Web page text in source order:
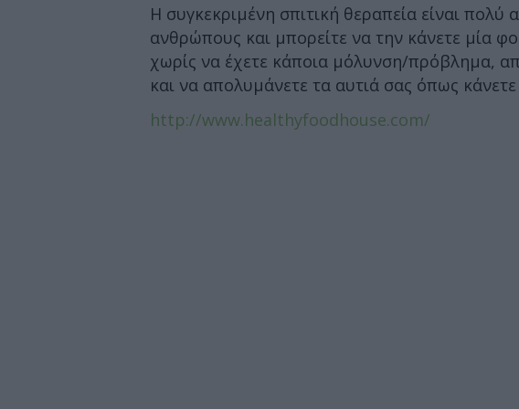
Η συγκεκριμένη σπιτική θεραπεία είναι πολύ
ανθρώπους και μπορείτε να την κάνετε μία
χωρίς να έχετε κάποια μόλυνση/πρόβλημα,
και να απολυμάνετε τα αυτιά σας όπως
http://www.healthyfoodhouse.com/